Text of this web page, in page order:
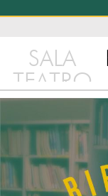
SALA
TEATRO